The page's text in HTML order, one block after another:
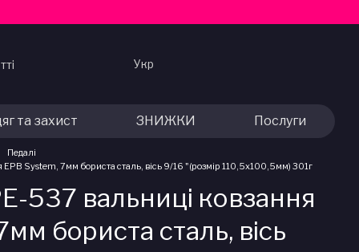
Укр
та захист ЗНИЖКИ Послуги
Педалі
EPB System, 7мм бориста сталь, вісь 9/16 "(розмір 110,5х100,5мм) 301г
537 вальниці ковзання
бориста сталь, вісь